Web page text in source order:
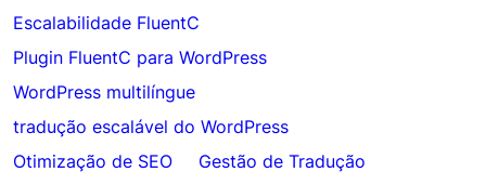
Escalabilidade FluentC
Plugin FluentC para WordPress
WordPress multilíngue
tradução escalável do WordPress
Otimização de SEO
Gestão de Tradução